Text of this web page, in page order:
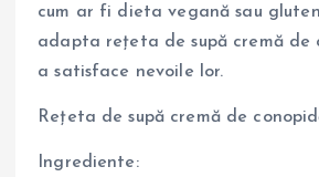
cum ar fi dieta vegană sau
adapta rețeta de supă cremă de
a satisface nevoile lor.
Rețeta de supă cremă de
Ingrediente: